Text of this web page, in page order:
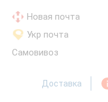
Новая почта
Укр почта
Самовивоз
Доставка